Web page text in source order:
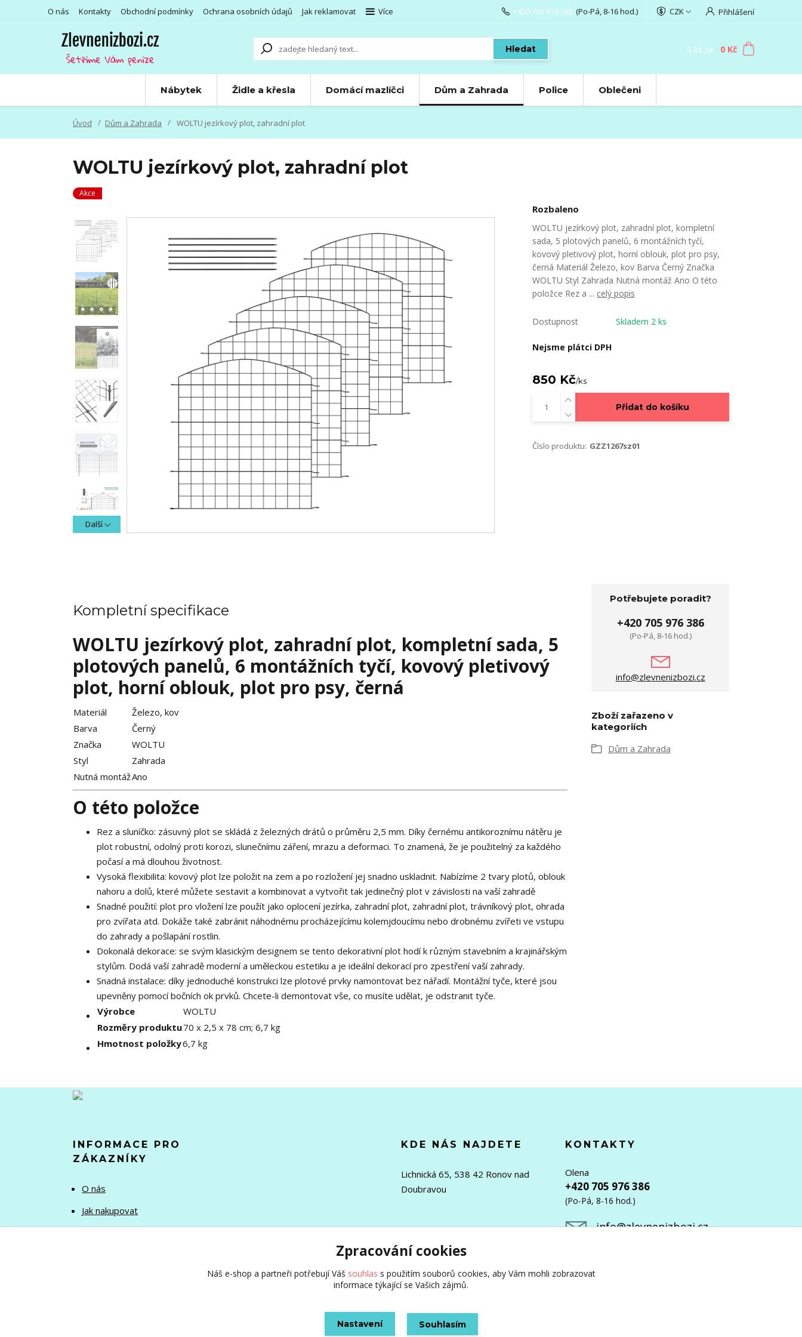
O nás Kontakty Obchodní podmínky Ochrana osobních údajů Jak reklamovat Více CZK Přihlášení
Hledat
+420 705 976 386 (Po-Pá, 8-16 hod.)
0 ks za 0 Kč
Nábytek Židle a křesla Domácí mazlíčci Dům a Zahrada Police Oblečeni
Úvod Dům a Zahrada WOLTU jezírkový plot, zahradní plot
WOLTU jezírkový plot, zahradní plot
Akce
Další
Rozbaleno
WOLTU jezírkový plot, zahradní plot, kompletní
sada, 5 plotových panelů, 6 montážních tyčí,
kovový pletivový plot, horní oblouk, plot pro psy,
černá Materiál Železo, kov Barva Černý Značka
WOLTU Styl Zahrada Nutná montáž Ano O této
položce Rez a ... celý popis
Dostupnost Skladem 2 ks
Nejsme plátci DPH
850 Kč/ks
Přidat do košíku
Číslo produktu: ‎GZZ1267sz01
Kompletní specifikace
WOLTU jezírkový plot, zahradní plot, kompletní sada, 5
plotových panelů, 6 montážních tyčí, kovový pletivový
plot, horní oblouk, plot pro psy, černá
Materiál
Železo, kov
Barva
Černý
Značka
WOLTU
Styl
Zahrada
Nutná montážAno
O této položce
Rez a sluníčko: zásuvný plot se skládá z železných drátů o průměru 2,5 mm. Díky černému antikoroznímu nátěru je
plot robustní, odolný proti korozi, slunečnímu záření, mrazu a deformaci. To znamená, že je použitelný za každého
počasí a má dlouhou životnost.
Vysoká flexibilita: kovový plot lze položit na zem a po rozložení jej snadno uskladnit. Nabízíme 2 tvary plotů, oblouk
nahoru a dolů, které můžete sestavit a kombinovat a vytvořit tak jedinečný plot v závislosti na vaší zahradě
Snadné použití: plot pro vložení lze použít jako oplocení jezírka, zahradní plot, zahradní plot, trávníkový plot, ohrada
pro zvířata atd. Dokáže také zabránit náhodnému procházejícímu kolemjdoucímu nebo drobnému zvířeti ve vstupu
do zahrady a pošlapání rostlin.
Dokonalá dekorace: se svým klasickým designem se tento dekorativní plot hodí k různým stavebním a krajinářským
stylům. Dodá vaší zahradě moderní a uměleckou estetiku a je ideální dekorací pro zpestření vaší zahrady.
Snadná instalace: díky jednoduché konstrukci lze plotové prvky namontovat bez nářadí. Montážní tyče, které jsou
upevněny pomocí bočních ok prvků. Chcete-li demontovat vše, co musíte udělat, je odstranit tyče.
Výrobce
WOLTU
Rozměry produktu70 x 2,5 x 78 cm; 6,7 kg
Hmotnost položky6,7 kg
Potřebujete poradit?
+420 705 976 386
(Po-Pá, 8-16 hod.)
info@zlevnenizbozi.cz
Zboží zařazeno v
kategoriích
Dům a Zahrada
INFORMACE PRO
ZÁKAZNÍKY
O nás
Jak nakupovat
KDE NÁS NAJDETE
Lichnická 65, 538 42 Ronov nad
Doubravou
KONTAKTY
Olena
+420 705 976 386
(Po-Pá, 8-16 hod.)
info@zlevnenizbozi.cz
Zpracování cookies
Náš e-shop a partneři potřebují Váš souhlas s použitím souborů cookies, aby Vám mohli zobrazovat
informace týkající se Vašich zájmů.
Nastavení Souhlasím